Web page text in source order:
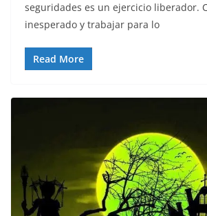
seguridades es un ejercicio liberador.
inesperado y trabajar para lo
Read More